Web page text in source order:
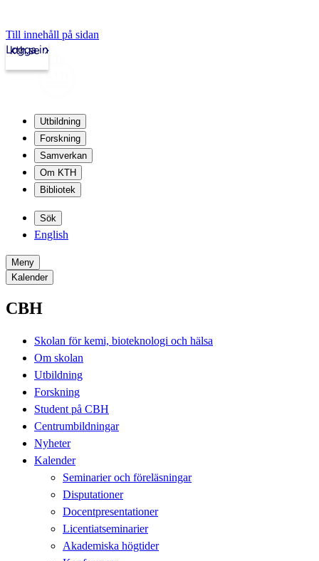
Till innehåll på sidan
kth.se
Logga in
Utbildning
Forskning
Samverkan
Om KTH
Bibliotek
Sök
English
Meny
Kalender
CBH
Skolan för kemi, bioteknologi och hälsa
Om skolan
Utbildning
Forskning
Student på CBH
Centrumbildningar
Nyheter
Kalender
Seminarier och föreläsningar
Disputationer
Docentpresentationer
Licentiatseminarier
Akademiska högtider